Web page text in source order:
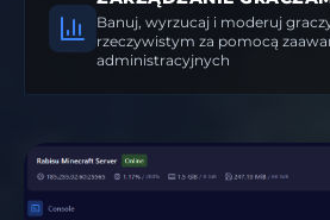
Banuj, wyrzucaj i moderuj
rzeczywistym za pomocą
administracyjnych